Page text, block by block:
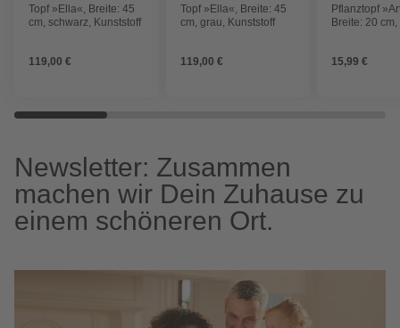
Topf »Ella«, Breite: 45
cm, schwarz, Kunststoff
119,00 €
Topf »Ella«, Breite: 45
cm, grau, Kunststoff
119,00 €
Pflanztopf
Breite: 20
15,99 €
Newsletter: Zusammen
machen wir Dein Zuhause zu
einem schöneren Ort.